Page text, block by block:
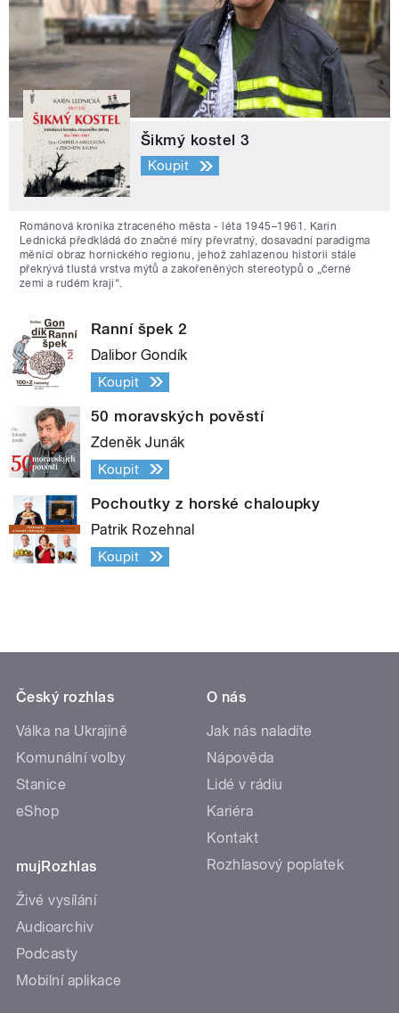
Šikmý kostel 3
Koupit
Románová kronika ztraceného města - léta 1945–1961. Karin
Lednická předkládá do značné míry převratný, dosavadní paradigma
měnící obraz hornického regionu, jehož zahlazenou historii stále
překrývá tlustá vrstva mýtů a zakořeněných stereotypů o „černé
zemi a rudém kraji“.
Ranní špek 2
Dalibor Gondík
Koupit
50 moravských pověstí
Zdeněk Junák
Koupit
Pochoutky z horské chaloupky
Patrik Rozehnal
Koupit
Český rozhlas
Válka na Ukrajině
Komunální volby
Stanice
eShop
mujRozhlas
Živé vysílání
Audioarchiv
Podcasty
Mobilní aplikace
O nás
Jak nás naladíte
Nápověda
Lidé v rádiu
Kariéra
Kontakt
Rozhlasový poplatek